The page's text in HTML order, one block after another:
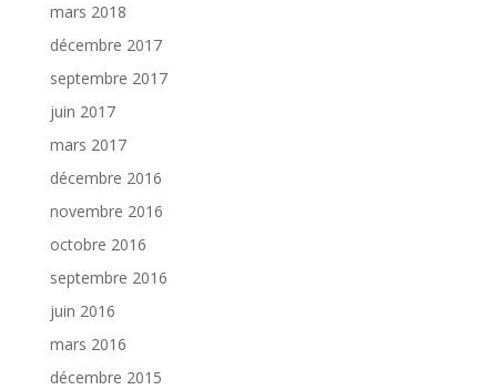
mars 2018
décembre 2017
septembre 2017
juin 2017
mars 2017
décembre 2016
novembre 2016
octobre 2016
septembre 2016
juin 2016
mars 2016
décembre 2015